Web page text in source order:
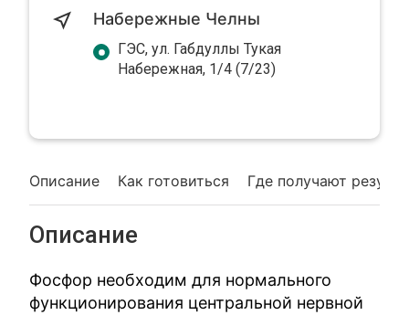
Описание Как готовиться Где получают
Описание
Фосфор необходим для нормального
функционирования центральной нервной
Набережные Челны
ГЭС, ул. Габдуллы Тукая
Набережная, 1/4 (7/23)